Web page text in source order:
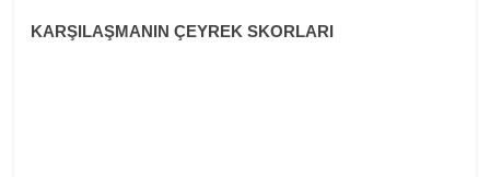
KARŞILAŞMANIN ÇEYREK SKORLARI